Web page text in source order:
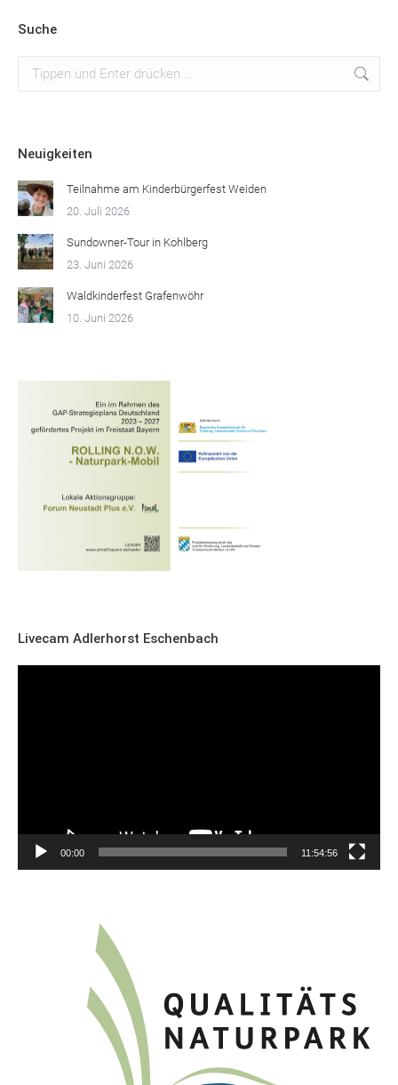
Suche
Neuigkeiten
Teilnahme am Kinderbürgerfest Weiden
20. Juli 2026
Sundowner-Tour in Kohlberg
23. Juni 2026
Waldkinderfest Grafenwöhr
10. Juni 2026
Livecam Adlerhorst Eschenbach
00:00 11:54:56